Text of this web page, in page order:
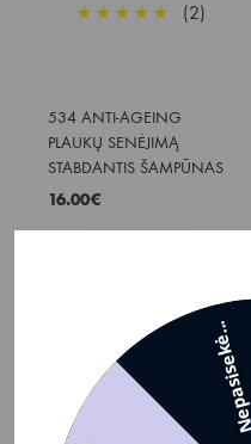
★ ★ ★ ★ ★ (2)
534 ANTI-AGEING
PLAUKŲ SENĖJIMĄ
STABDANTIS ŠAMPŪNAS
16.00€
★★★★★
Morphosis SUN rinkinys +
krepšys dovanų
73.00
Nepasisekė...